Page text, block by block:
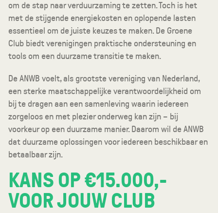
om de stap naar verduurzaming te zetten. Toch is het
met de stijgende energiekosten en oplopende lasten
essentieel om de juiste keuzes te maken. De Groene
Club biedt verenigingen praktische ondersteuning en
tools om een duurzame transitie te maken.
De ANWB voelt, als grootste vereniging van Nederland,
een sterke maatschappelijke verantwoordelijkheid om
bij te dragen aan een samenleving waarin iedereen
zorgeloos en met plezier onderweg kan zijn – bij
voorkeur op een duurzame manier. Daarom wil de ANWB
dat duurzame oplossingen voor iedereen beschikbaar en
betaalbaar zijn.
KANS OP €15.000,-
VOOR JOUW CLUB